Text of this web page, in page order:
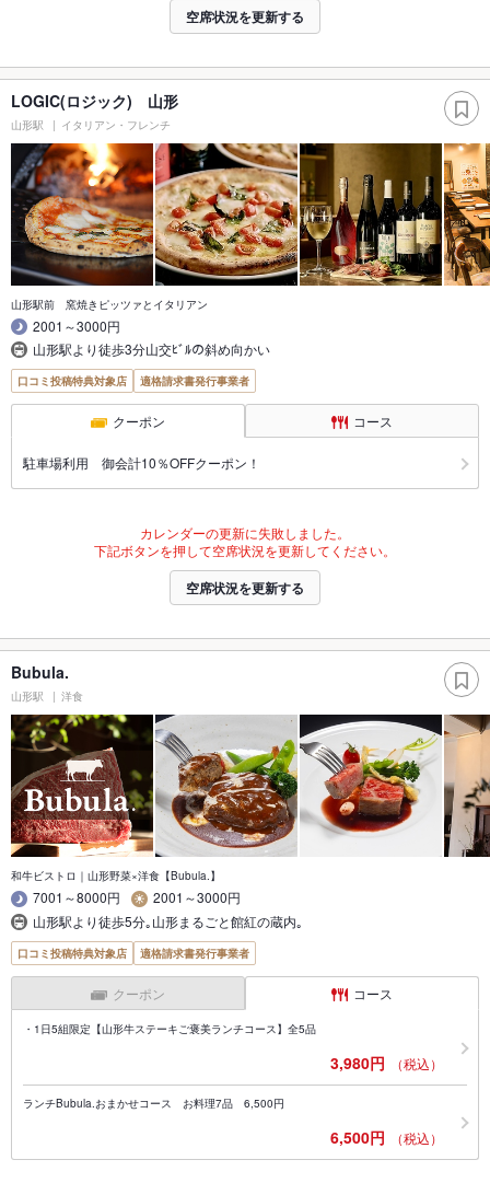
空席状況を更新する
LOGIC(ロジック) 山形
山形駅 イタリアン・フレンチ
山形駅前 窯焼きピッツァとイタリアン
2001～3000円
山形駅より徒歩3分山交ﾋﾞﾙの斜め向かい
口コミ投稿特典対象店 適格請求書発行事業者
クーポン コース
駐車場利用 御会計10％OFFクーポン！
カレンダーの更新に失敗しました。
下記ボタンを押して空席状況を更新してください。
空席状況を更新する
Bubula.
山形駅 洋食
和牛ビストロ｜山形野菜×洋食【Bubula.】
7001～8000円
2001～3000円
山形駅より徒歩5分｡山形まるごと館紅の蔵内｡
口コミ投稿特典対象店 適格請求書発行事業者
クーポン コース
・1日5組限定【山形牛ステーキご褒美ランチコース】全5品
3,980円 （税込）
ランチBubula.おまかせコース お料理7品 6,500円
6,500円 （税込）